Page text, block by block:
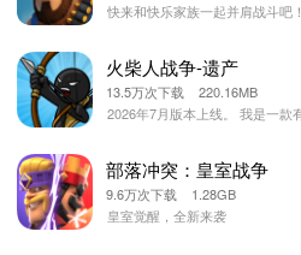
快来和快乐家族一起并肩战斗吧！
火柴人战争-遗产
13.5万次下载 220.16MB
部落冲突：皇室战争
9.6万次下载 1.28GB
皇室觉醒，全新来袭